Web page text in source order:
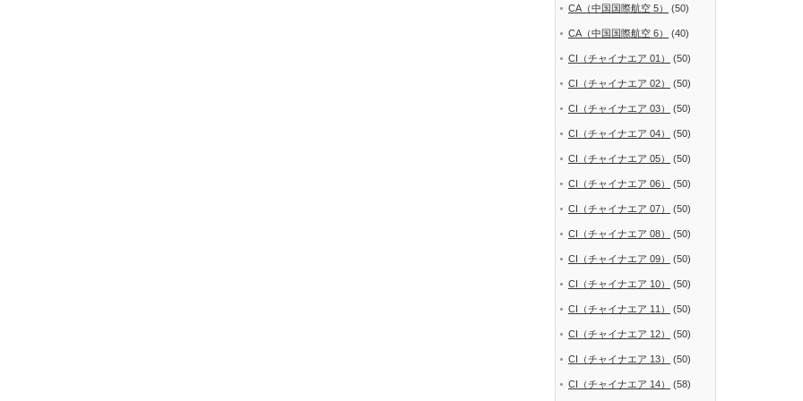
CA（中国国際航空 5） (50)
CA（中国国際航空 6） (40)
CI（チャイナエア 01） (50)
CI（チャイナエア 02） (50)
CI（チャイナエア 03） (50)
CI（チャイナエア 04） (50)
CI（チャイナエア 05） (50)
CI（チャイナエア 06） (50)
CI（チャイナエア 07） (50)
CI（チャイナエア 08） (50)
CI（チャイナエア 09） (50)
CI（チャイナエア 10） (50)
CI（チャイナエア 11） (50)
CI（チャイナエア 12） (50)
CI（チャイナエア 13） (50)
CI（チャイナエア 14） (58)